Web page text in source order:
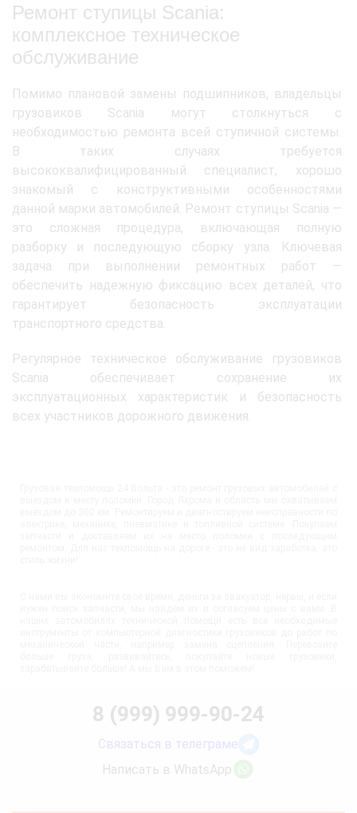
Ремонт ступицы Scania:
комплексное техническое
обслуживание
Помимо плановой замены подшипников, владельцы
грузовиков Scania могут столкнуться с
необходимостью ремонта всей ступичной системы.
В таких случаях требуется
высококвалифицированный специалист, хорошо
знакомый с конструктивными особенностями
данной марки автомобилей. Ремонт ступицы Scania —
это сложная процедура, включающая полную
разборку и последующую сборку узла. Ключевая
задача при выполнении ремонтных работ —
обеспечить надежную фиксацию всех деталей, что
гарантирует безопасность эксплуатации
транспортного средства.
Регулярное техническое обслуживание грузовиков
Scania обеспечивает сохранение их
эксплуатационных характеристик и безопасность
всех участников дорожного движения.
8 (999) 999-90-24
Связаться в телеграме
Написать в WhatsApp